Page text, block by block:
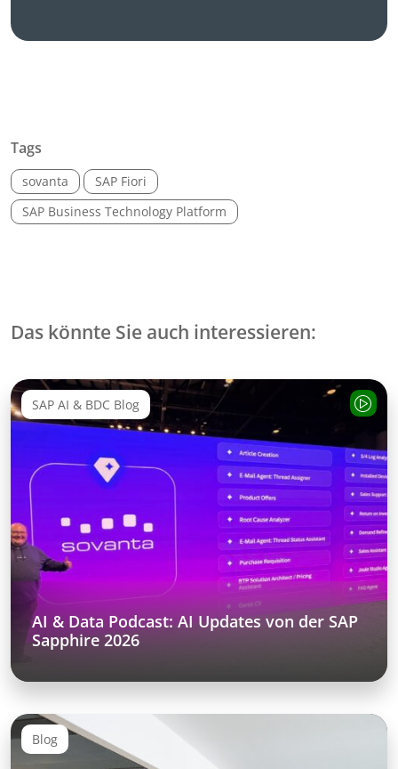
Tags
sovanta
SAP Fiori
SAP Business Technology Platform
Das könnte Sie auch interessieren:
SAP AI & BDC Blog
AI & Data Podcast: AI Updates von der SAP
Sapphire 2026
Blog